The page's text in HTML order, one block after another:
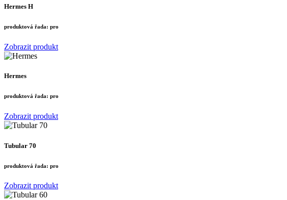
Hermes H
produktová řada: pro
Zobrazit produkt
Hermes
produktová řada: pro
Zobrazit produkt
Tubular 70
produktová řada: pro
Zobrazit produkt